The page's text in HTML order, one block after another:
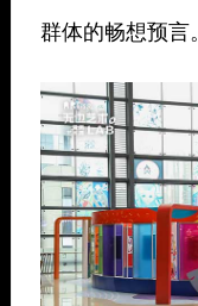
群体的畅想预言。